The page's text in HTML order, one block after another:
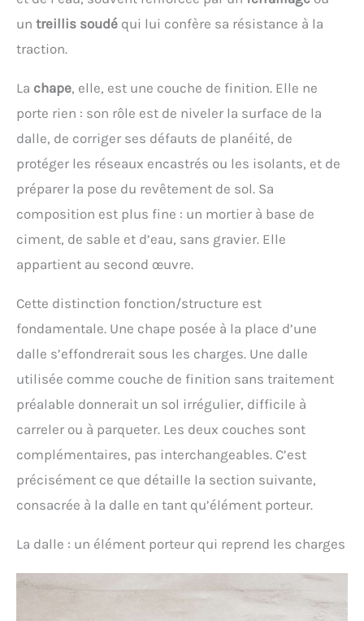
un treillis soudé qui lui confère sa résistance à la
traction.
La chape, elle, est une couche de finition. Elle ne
porte rien : son rôle est de niveler la surface de la
dalle, de corriger ses défauts de planéité, de
protéger les réseaux encastrés ou les isolants, et de
préparer la pose du revêtement de sol. Sa
composition est plus fine : un mortier à base de
ciment, de sable et d’eau, sans gravier. Elle
appartient au second œuvre.
Cette distinction fonction/structure est
fondamentale. Une chape posée à la place d’une
dalle s’effondrerait sous les charges. Une dalle
utilisée comme couche de finition sans traitement
préalable donnerait un sol irrégulier, difficile à
carreler ou à parqueter. Les deux couches sont
complémentaires, pas interchangeables. C’est
précisément ce que détaille la section suivante,
consacrée à la dalle en tant qu’élément porteur.
La dalle : un élément porteur qui reprend les charges